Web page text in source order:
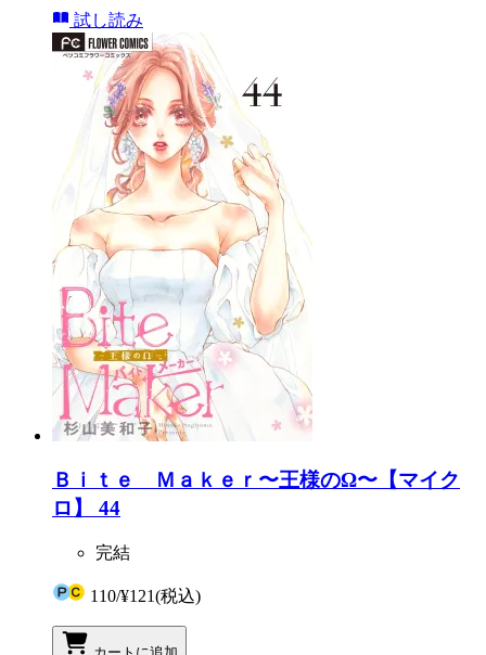
試し読み
Ｂｉｔｅ Ｍａｋｅｒ〜王様のΩ〜【マイク
ロ】 44
完結
110/¥121(税込)